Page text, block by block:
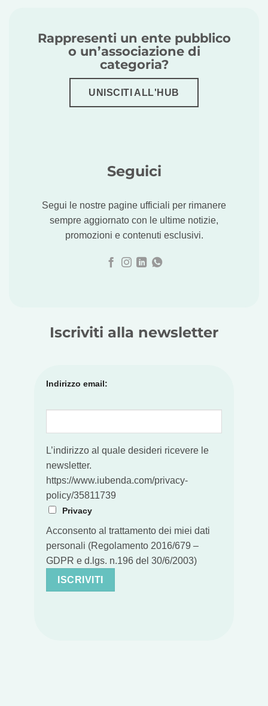
Rappresenti un ente pubblico
o un’associazione di
categoria?
UNISCITI ALL'HUB
Seguici
Segui le nostre pagine ufficiali per rimanere
sempre aggiornato con le ultime notizie,
promozioni e contenuti esclusivi.
Iscriviti alla newsletter
Indirizzo email:
L’indirizzo al quale desideri ricevere le
newsletter.
https://www.iubenda.com/privacy-
policy/35811739
Privacy
Acconsento al trattamento dei miei dati
personali (Regolamento 2016/679 –
GDPR e d.lgs. n.196 del 30/6/2003)